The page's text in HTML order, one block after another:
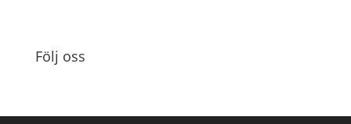
Följ oss